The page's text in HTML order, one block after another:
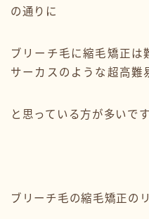
の通りに
ブリーチ毛に縮毛矯正は
サーカスのような超高難
と思っている方が多いです
ブリーチ毛の縮毛矯正の